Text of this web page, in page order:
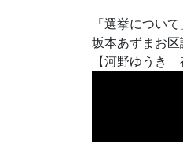
「選挙について
坂本あずまお区
【河野ゆうき